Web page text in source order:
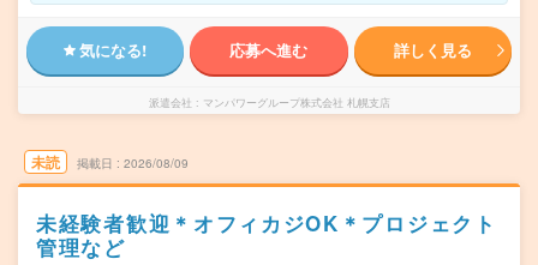
気になる! 応募へ進む 詳しく見る
派遣会社 マンパワーグループ株式会社 札幌支店
未読 掲載日 2026/08/09
未経験者歓迎＊オフィカジOK＊プロジェクト
管理など